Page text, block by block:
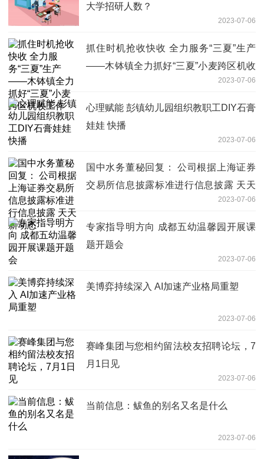
大学招研人数？
2023-07-06
抓住时机抢收快收 全力服务“三夏”生产
——木钵镇全力抓好“三夏”小麦跨区机收
2023-07-06
心理赋能 彭镇幼儿园组织教职工DIY石膏
娃娃 快播
2023-07-06
国中水务董秘回复： 公司根据上海证券
交易所信息披露标准进行信息披露 天天
2023-07-06
专家指导明方向 成都五幼温馨园开展课
题开题会
2023-07-06
美博弈持续深入 AI加速产业格局重塑
2023-07-06
赛峰集团与您相约留法校友招聘论坛，7
月1日见
2023-07-06
当前信息：鲅鱼的别名又名是什么
2023-07-06